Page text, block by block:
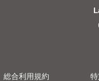
総合利用規約